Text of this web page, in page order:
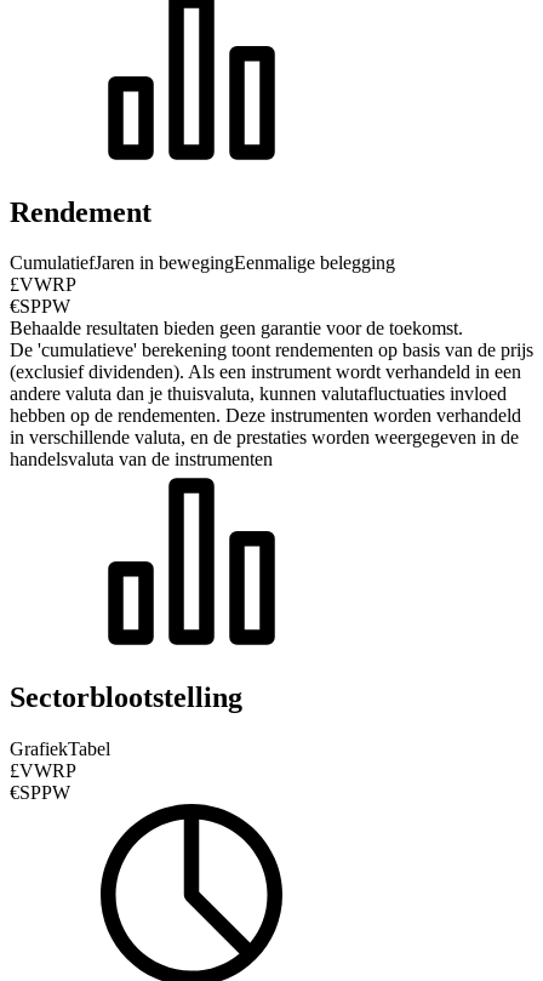
Rendement
CumulatiefJaren in bewegingEenmalige belegging
£VWRP
€SPPW
Behaalde resultaten bieden geen garantie voor de toekomst.
De 'cumulatieve' berekening toont rendementen op basis van de prijs
(exclusief dividenden). Als een instrument wordt verhandeld in een
andere valuta dan je thuisvaluta, kunnen valutafluctuaties invloed
hebben op de rendementen. Deze instrumenten worden verhandeld
in verschillende valuta, en de prestaties worden weergegeven in de
handelsvaluta van de instrumenten
Sectorblootstelling
GrafiekTabel
£VWRP
€SPPW